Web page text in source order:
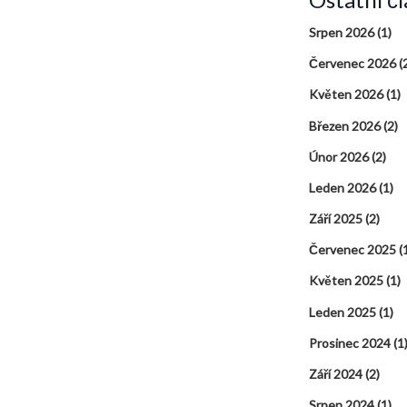
Srpen 2026(1)
Červenec 2026
Květen 2026(1)
Březen 2026(2)
Únor 2026(2)
Leden 2026(1)
Září 2025(2)
Červenec 2025
Květen 2025(1)
Leden 2025(1)
Prosinec 2024(1)
Září 2024(2)